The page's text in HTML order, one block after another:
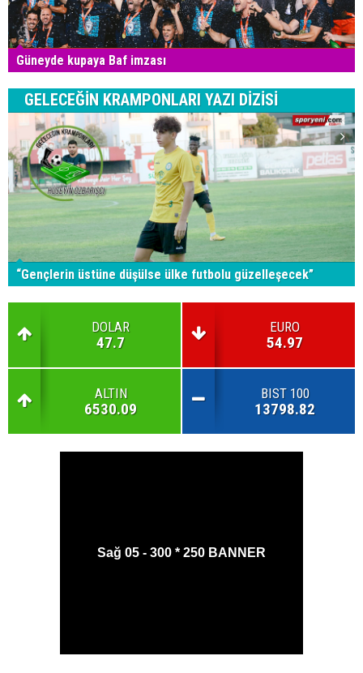
Güneyde kupaya Baf imzası
GELECEĞİN KRAMPONLARI YAZI DİZİSİ
“Gençlerin üstüne düşülse ülke futbolu güzelleşecek”
DOLAR
47.7
EURO
54.97
ALTIN
6530.09
BIST 100
13798.82
Sağ 05 - 300 * 250 BANNER